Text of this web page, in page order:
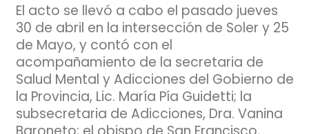
El acto se llevó a cabo el pasado jueves
30 de abril en la intersección de Soler y 25
de Mayo, y contó con el
acompañamiento de la secretaria de
Salud Mental y Adicciones del Gobierno de
la Provincia, Lic. María Pía Guidetti; la
subsecretaria de Adicciones, Dra. Vanina